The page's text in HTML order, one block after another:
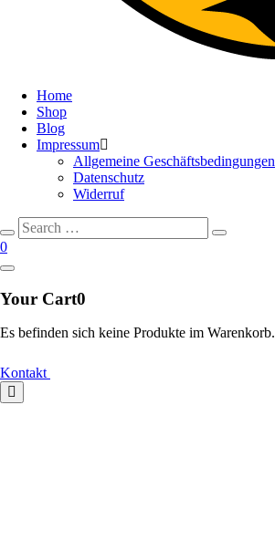
Home
Shop
Blog
Impressum
Allgemeine Geschäftsbedingungen
Datenschutz
Widerruf
Search
for:
Search
0
Your Cart0
Es befinden sich keine Produkte im Warenkorb.
Kontakt